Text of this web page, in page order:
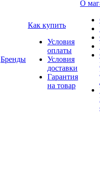
Бренды
Как купить
Условия
оплаты
Условия
доставки
Гарантия
на товар
О